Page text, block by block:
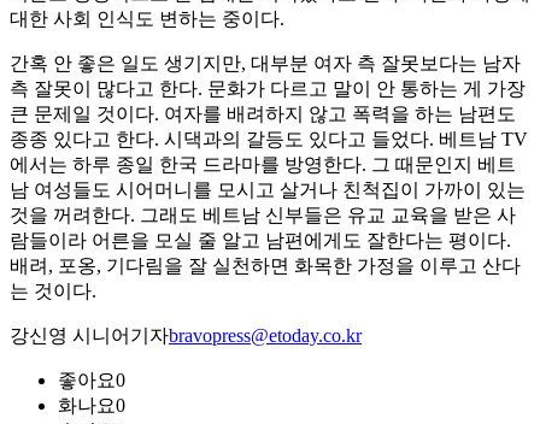
대한 사회 인식도 변하는 중이다.
간혹 안 좋은 일도 생기지만, 대부분 여자 측 잘못보다는 남자
측 잘못이 많다고 한다. 문화가 다르고 말이 안 통하는 게 가장
큰 문제일 것이다. 여자를 배려하지 않고 폭력을 하는 남편도
종종 있다고 한다. 시댁과의 갈등도 있다고 들었다. 베트남 TV
에서는 하루 종일 한국 드라마를 방영한다. 그 때문인지 베트
남 여성들도 시어머니를 모시고 살거나 친척집이 가까이 있는
것을 꺼려한다. 그래도 베트남 신부들은 유교 교육을 받은 사
람들이라 어른을 모실 줄 알고 남편에게도 잘한다는 평이다.
배려, 포옹, 기다림을 잘 실천하면 화목한 가정을 이루고 산다
는 것이다.
강신영 시니어기자bravopress@etoday.co.kr
좋아요0
화나요0